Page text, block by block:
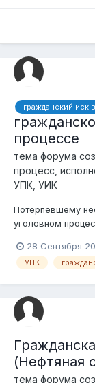
гражданский иск
процессе
тема форума
процесс,
УПК, УИК
Потерпевшему
уголовном
быть предъявлен
расследования
28 Сентября
УПК
(Нефтяная
тема форума